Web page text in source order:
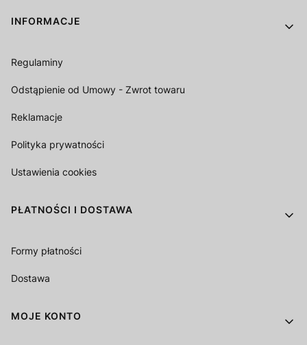
Linki w stopce
INFORMACJE
Regulaminy
Odstąpienie od Umowy - Zwrot towaru
Reklamacje
Polityka prywatności
Ustawienia cookies
PŁATNOŚCI I DOSTAWA
Formy płatności
Dostawa
MOJE KONTO